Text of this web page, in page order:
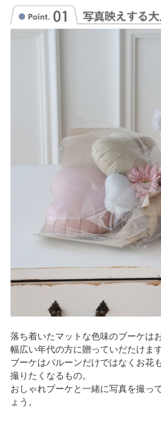
落ち着いたマットな色味のブーケは
幅広い年代の方に贈っていだたけます
ブーケはバルーンだけではなくお花
撮りたくなるもの。
おしゃれブーケと一緒に写真を撮っ
ょう。